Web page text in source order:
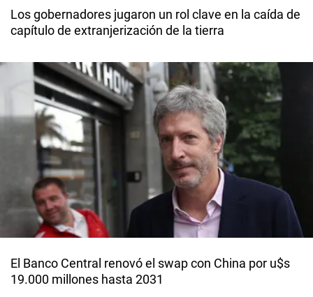
Los gobernadores jugaron un rol clave en la caída de
capítulo de extranjerización de la tierra
El Banco Central renovó el swap con China por u$s
19.000 millones hasta 2031